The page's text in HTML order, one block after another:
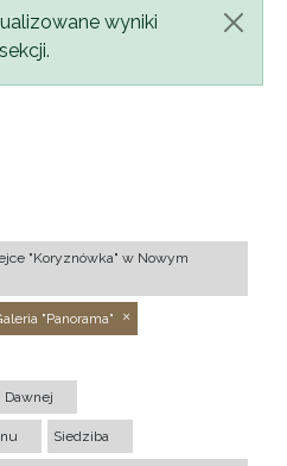
wyniki
"Koryznówka" w Nowym
"Panorama"
Siedziba